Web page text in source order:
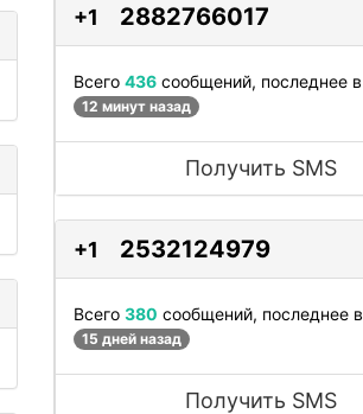
+1 2882766017
Всего 436 сообщений, последнее в
12 минут назад
Получить SMS
+1 2532124979
Всего 380 сообщений, последнее в
15 дней назад
Получить SMS